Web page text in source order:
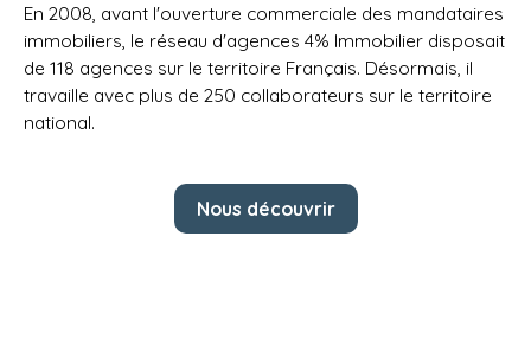
En 2008, avant l'ouverture commerciale des mandataires
immobiliers, le réseau d'agences 4% Immobilier disposait
de 118 agences sur le territoire Français. Désormais, il
travaille avec plus de 250 collaborateurs sur le territoire
national.
Nous découvrir